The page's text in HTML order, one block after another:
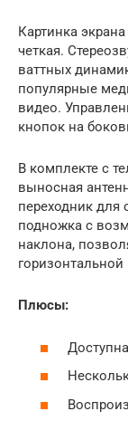
Картинка
четкая.
ваттных
популярные
видео.
кнопок на
В комплекте с
выносная
переходник для
подножка с
наклона,
горизонтальной
Плюсы: